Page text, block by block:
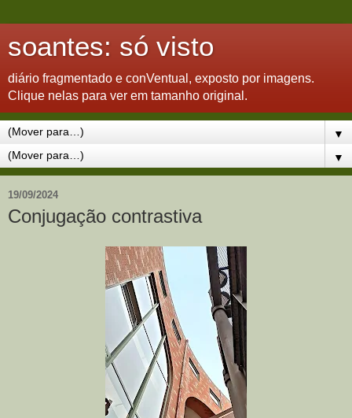
soantes: só visto
diário fragmentado e conVentual, exposto por imagens.
Clique nelas para ver em tamanho original.
▼
▼
19/09/2024
Conjugação contrastiva